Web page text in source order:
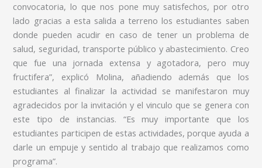
convocatoria, lo que nos pone muy satisfechos, por otro
lado gracias a esta salida a terreno los estudiantes saben
donde pueden acudir en caso de tener un problema de
salud, seguridad, transporte público y abastecimiento. Creo
que fue una jornada extensa y agotadora, pero muy
fructifera”, explicó Molina, añadiendo además que los
estudiantes al finalizar la actividad se manifestaron muy
agradecidos por la invitación y el vinculo que se genera con
este tipo de instancias. “Es muy importante que los
estudiantes participen de estas actividades, porque ayuda a
darle un empuje y sentido al trabajo que realizamos como
programa”.